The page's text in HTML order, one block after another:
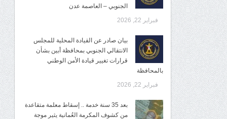
الجنوبي – العاصمة عدن
فبراير 22, 2026
بيان صادر عن القيادة المحلية للمجلس
الانتقالي الجنوبي بمحافظة أبين بشأن
قرارات تغيير قيادة الأمن الوطني
بالمحافظة
فبراير 22, 2026
بعد 35 سنة خدمة .. إسقاط معلمة متقاعدة
من كشوف المكرمة العُمانية يثير موجة